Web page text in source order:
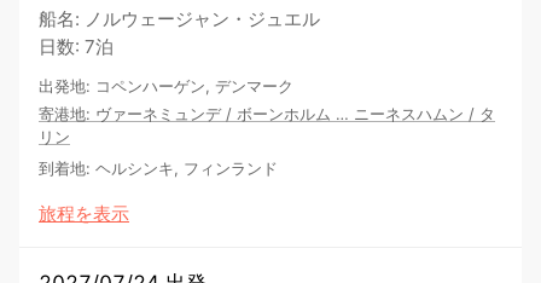
船名: ノルウェージャン・ジュエル
日数: 7泊
出発地: コペンハーゲン, デンマーク
寄港地: ヴァーネミュンデ/ ボーンホルム … ニーネスハムン / タ
リン
到着地: ヘルシンキ, フィンランド
旅程を表示